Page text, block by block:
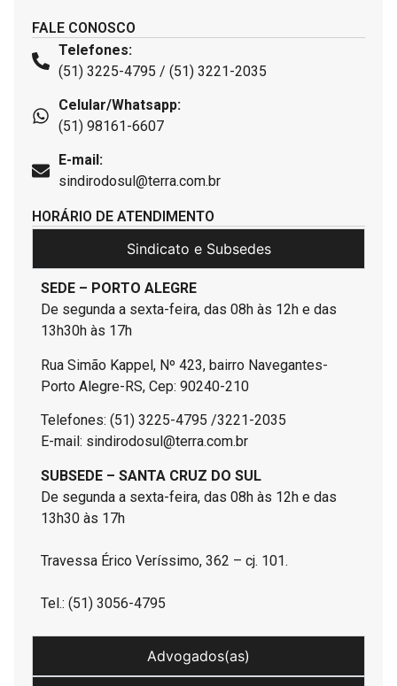
FALE CONOSCO
Telefones:
(51) 3225-4795 / (51) 3221-2035
Celular/Whatsapp:
(51) 98161-6607
E-mail:
sindirodosul@terra.com.br
HORÁRIO DE ATENDIMENTO
Sindicato e Subsedes
SEDE – PORTO ALEGRE
De segunda a sexta-feira, das 08h às 12h e das
13h30h às 17h
Rua Simão Kappel, Nº 423, bairro Navegantes-
Porto Alegre-RS, Cep: 90240-210
Telefones: (51) 3225-4795 /3221-2035
E-mail: sindirodosul@terra.com.br
SUBSEDE – SANTA CRUZ DO SUL
De segunda a sexta-feira, das 08h às 12h e das
13h30 às 17h
Travessa Érico Veríssimo, 362 – cj. 101.
Tel.: (51) 3056-4795
Advogados(as)